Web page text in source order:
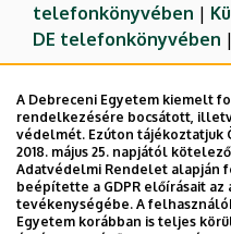
telefonkönyvében |
DE telefonkönyvében |
A Debreceni Egyetem kiemelt
rendelkezésére bocsátott,
védelmét. Ezúton tájékoztatjuk
2018. május 25. napjától
Adatvédelmi Rendelet alapján
beépítette a GDPR előírásait
tevékenységébe. A
Egyetem korábban is teljes